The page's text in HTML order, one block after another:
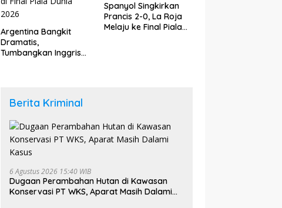
Argentina Bangkit
Dramatis,
Tumbangkan Inggris
Spanyol Singkirkan
Prancis 2-0, La Roja
Melaju ke Final Piala
Berita Kriminal
6 Agustus 2026 15:40 WIB
Dugaan Perambahan Hutan di Kawasan
Konservasi PT WKS, Aparat Masih Dalami